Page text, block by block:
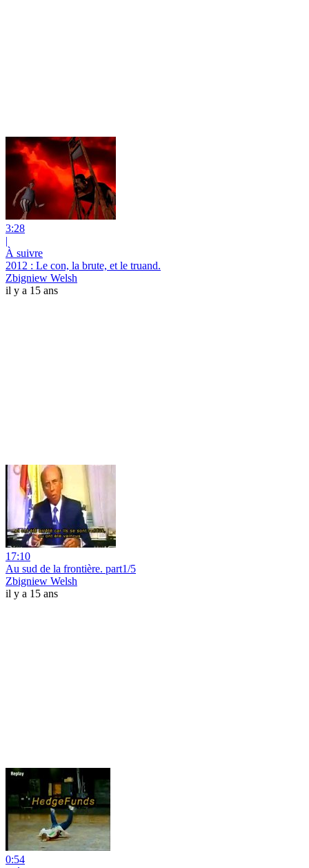
3:28
|
À suivre
2012 : Le con, la brute, et le truand.
Zbigniew Welsh
il y a 15 ans
17:10
Au sud de la frontière. part1/5
Zbigniew Welsh
il y a 15 ans
0:54